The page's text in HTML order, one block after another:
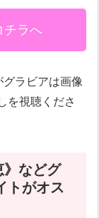
チラへ
ラビアは画像
を視聴くださ
》などグ
トがオス